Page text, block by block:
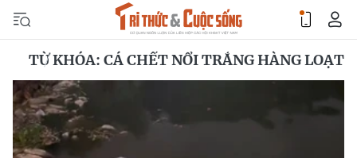
TỪ KHÓA: CÁ CHẾT NỔI TRẮNG HÀNG LOẠT